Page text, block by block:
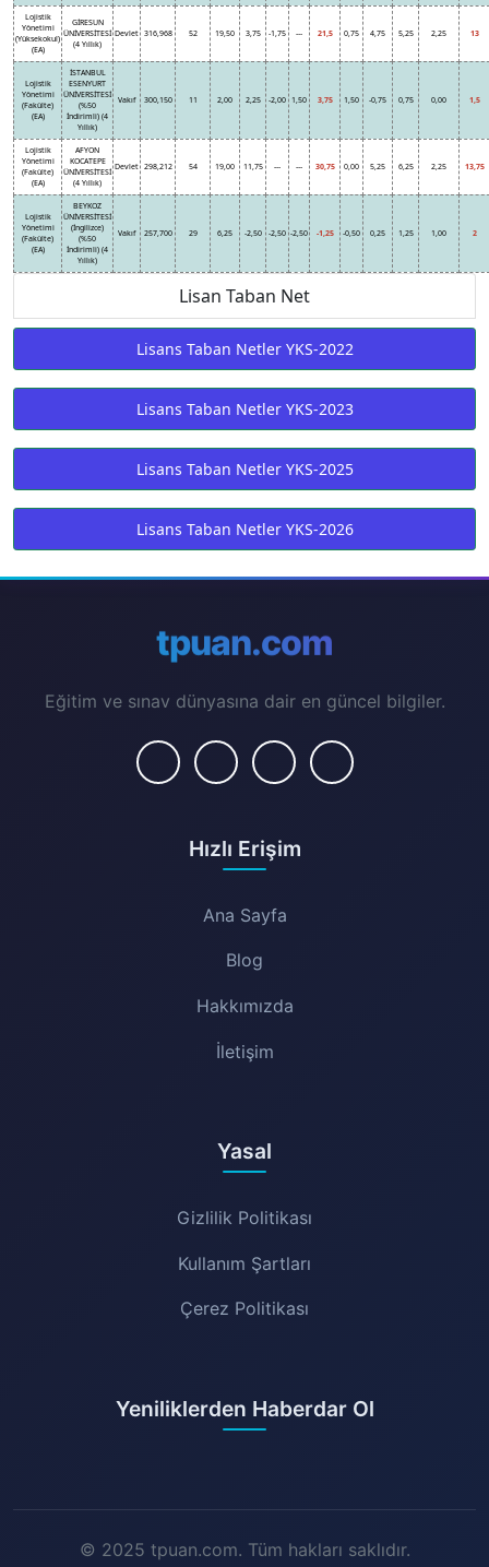
Lojistik
Yönetimi
(Yüksekokul)
(EA)
GİRESUN
ÜNİVERSİTESİ
(4 Yıllık)
Devlet 316,968 52 19,50 3,75 -1,75 --- 21,5 0,75 4,75 5,25 2,25 13
Lojistik
Yönetimi
(Fakülte)
(EA)
İSTANBUL
ESENYURT
ÜNİVERSİTESİ
(%50
İndirimli) (4
Yıllık)
Vakıf 300,150 11 2,00 2,25 -2,00 1,50 3,75 1,50 -0,75 0,75 0,00 1,5
Lojistik
Yönetimi
(Fakülte)
(EA)
AFYON
KOCATEPE
ÜNİVERSİTESİ
(4 Yıllık)
Devlet 298,212 54 19,00 11,75 --- --- 30,75 0,00 5,25 6,25 2,25 13,75
Lojistik
Yönetimi
(Fakülte)
(EA)
BEYKOZ
ÜNİVERSİTESİ
(İngilizce)
(%50
İndirimli) (4
Yıllık)
Vakıf 257,700 29 6,25 -2,50 -2,50 -2,50 -1,25 -0,50 0,25 1,25 1,00 2
Lisan Taban Net
Lisans Taban Netler YKS-2022
Lisans Taban Netler YKS-2023
Lisans Taban Netler YKS-2025
Lisans Taban Netler YKS-2026
tpuan.com
Eğitim ve sınav dünyasına dair en güncel bilgiler.
Hızlı Erişim
Ana Sayfa
Blog
Hakkımızda
İletişim
Yasal
Gizlilik Politikası
Kullanım Şartları
Çerez Politikası
Yeniliklerden Haberdar Ol
© 2025 tpuan.com. Tüm hakları saklıdır.